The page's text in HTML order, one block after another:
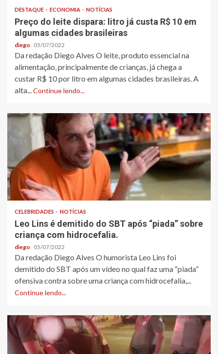
DESTAQUE ECONOMIA NOTÍCIAS
Preço do leite dispara: litro já custa R$ 10 em
algumas cidades brasileiras
diego 05/07/2022
Da redação Diego Alves O leite, produto essencial na
alimentação, principalmente de crianças, já chega a
custar R$ 10 por litro em algumas cidades brasileiras. A
alta...Continue lendo...
CELEBRIDADES NOTÍCIAS
Leo Lins é demitido do SBT após “piada” sobre
criança com hidrocefalia.
diego 05/07/2022
Da redação Diego Alves O humorista Leo Lins foi
demitido do SBT após um vídeo no qual faz uma “piada”
ofensiva contra sobre uma criança com hidrocefalia,...
Continue lendo...